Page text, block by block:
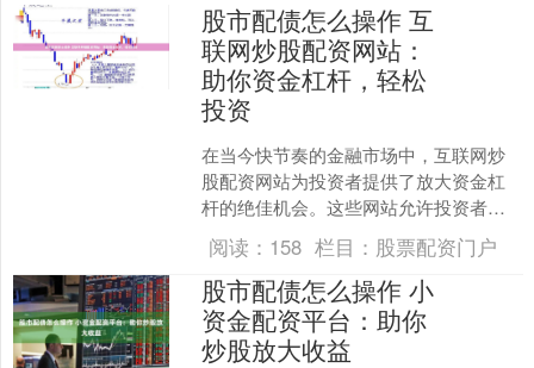
股市配债怎么操作 互
联网炒股配资网站：
助你资金杠杆，轻松
投资
在当今快节奏的金融市场中，互联网炒
股配资网站为投资者提供了放大资金杠
杆的绝佳机会。这些网站允许投资者借
入资金，从而增加其投资能力，并有可
能获得更高的回报。 线上....
阅读： 158 栏目： 股票配资门户
股市配债怎么操作 小
资金配资平台：助你
炒股放大收益